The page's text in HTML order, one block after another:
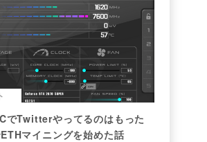
でTwitterやってるのはもった
マイニングを始めた話